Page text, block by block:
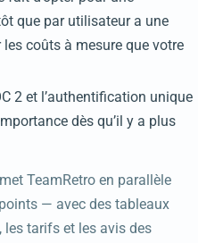
que par utilisateur a une
coûts à mesure que votre
2 et l’authentification unique
dès qu’il y a plus
TeamRetro en parallèle
— avec des tableaux
tarifs et les avis des